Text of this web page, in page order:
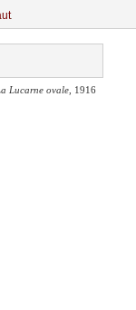
Lucarne ovale , 1916